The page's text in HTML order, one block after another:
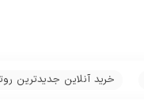
خرید آنلاین جدیدترین